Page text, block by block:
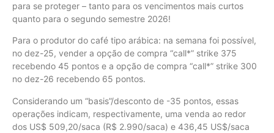
para se proteger – tanto para os vencimentos mais curtos
quanto para o segundo semestre 2026!
Para o produtor do café tipo arábica: na semana foi possível,
no dez-25, vender a opção de compra “call*” strike 375
recebendo 45 pontos e a opção de compra “call*” strike 300
no dez-26 recebendo 65 pontos.
Considerando um “basis”/desconto de -35 pontos, essas
operações indicam, respectivamente, uma venda ao redor
dos US$ 509,20/saca (R$ 2.990/saca) e 436,45 US$/saca